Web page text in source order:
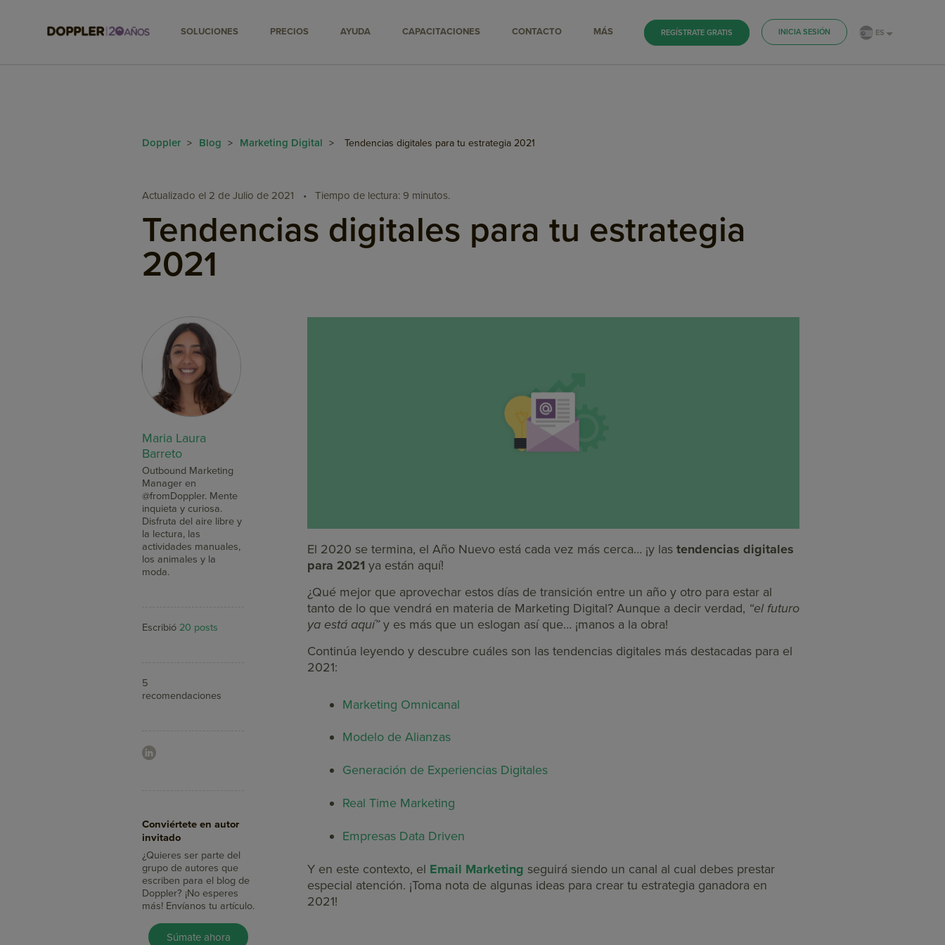
SOLUCIONES PRECIOS AYUDA CAPACITACIONES CONTACTO MÁS REGÍSTRATE GRATIS INICIA SESIÓN ES
Doppler > Blog > Marketing Digital > Tendencias digitales para tu estrategia 2021
Actualizado el 2 de Julio de 2021 • Tiempo de lectura: 9 minutos.
Tendencias digitales para tu estrategia
2021
Maria Laura
Barreto
Outbound Marketing
Manager en
@fromDoppler. Mente
inquieta y curiosa.
Disfruta del aire libre y
la lectura, las
actividades manuales,
los animales y la
moda.
Escribió20 posts
5
recomendaciones
Conviértete en autor
invitado
¿Quieres ser parte del
grupo de autores que
escriben para el blog de
Doppler? ¡No esperes
más! Envíanos tu artículo.
Súmate ahora
El 2020 se termina, el Año Nuevo está cada vez más cerca… ¡y las tendencias digitales
para 2021 ya están aquí!
¿Qué mejor que aprovechar estos días de transición entre un año y otro para estar al
tanto de lo que vendrá en materia de Marketing Digital? Aunque a decir verdad, “el futuro
ya está aquí”y es más que un eslogan así que… ¡manos a la obra!
Continúa leyendo y descubre cuáles son las tendencias digitales más destacadas para el
2021:
Marketing Omnicanal
Modelo de Alianzas
Generación de Experiencias Digitales
Real Time Marketing
Empresas Data Driven
Y en este contexto, el Email Marketing seguirá siendo un canal al cual debes prestar
especial atención. ¡Toma nota de algunas ideas para crear tu estrategia ganadora en
2021!